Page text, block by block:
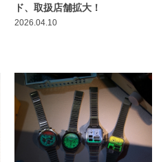
ド、取扱店舗拡大！
2026.04.10